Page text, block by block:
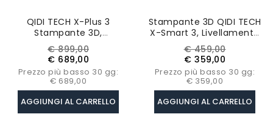
QIDI TECH X-Plus 3
Stampante 3D,
Livellamento
Automatico, Velocità Di
Stampa 600 Mm/s,
Scheda HF, 280*280*270
Mm
Prezzo
base
€ 899,00Prezzo
€ 689,00
Prezzo più basso 30 gg:
€ 689,00
AGGIUNGI AL CARRELLO
Stampante 3D QIDI TECH
X-Smart 3, Livellamento
Automatico, Velocità Di
Stampa 500 Mm/s,
Scheda HF, 175*180*170
Mm
Prezzo
base
€ 459,00Prezzo
€ 359,00
Prezzo più basso 30 gg:
€ 359,00
AGGIUNGI AL CARRELLO